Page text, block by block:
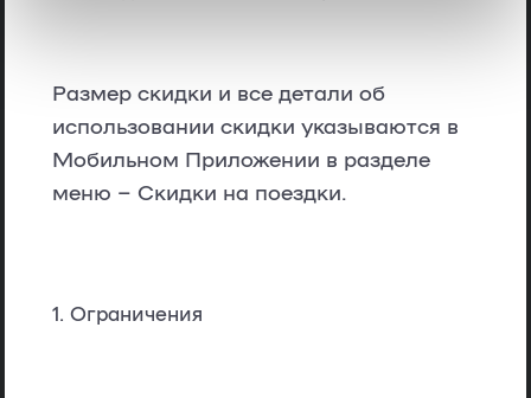
Размер скидки и все детали об
использовании скидки указываются в
Мобильном Приложении в разделе
меню – Скидки на поездки.
Ограничения